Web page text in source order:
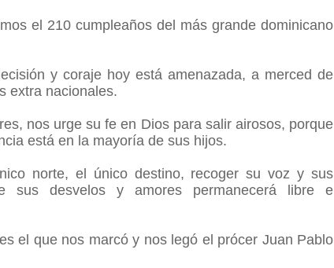
el 210 cumpleaños del más grande dominicano
y coraje hoy está amenazada, a merced de
extra nacionales.
nos urge su fe en Dios para salir airosos, porque
está en la mayoría de sus hijos.
norte, el único destino, recoger su voz y sus
sus desvelos y amores permanecerá libre e
el que nos marcó y nos legó el prócer Juan Pablo